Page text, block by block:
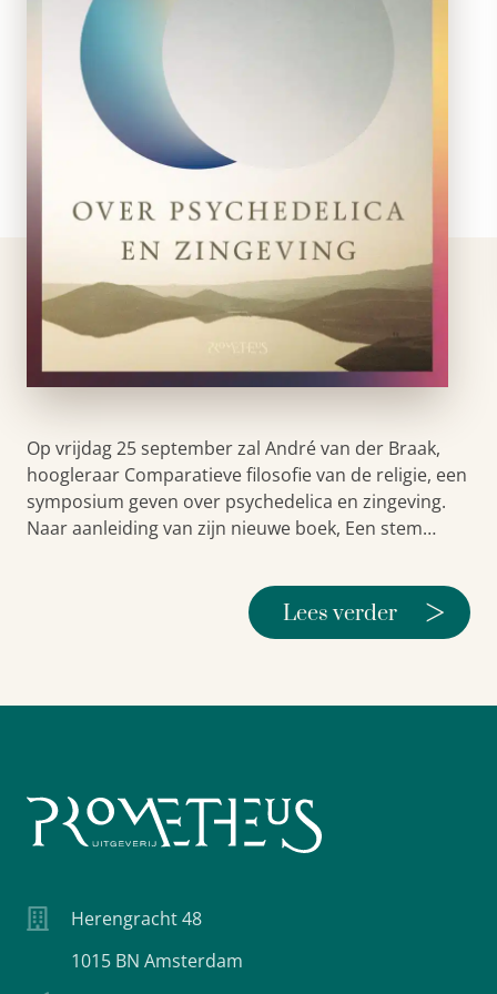
Op vrijdag 25 september zal André van der Braak,
hoogleraar Comparatieve filosofie van de religie, een
symposium geven over psychedelica en zingeving.
Naar aanleiding van zijn nieuwe boek, Een stem…
Lees verder >
Herengracht 48
1015 BN Amsterdam